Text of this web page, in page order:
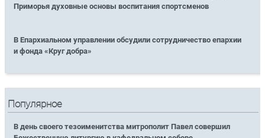
Приморья духовные основы воспитания спортсменов
В Епархиальном управлении обсудили сотрудничество епархии
и фонда «Круг добра»
Популярное
В день своего тезоименитства митрополит Павел совершил